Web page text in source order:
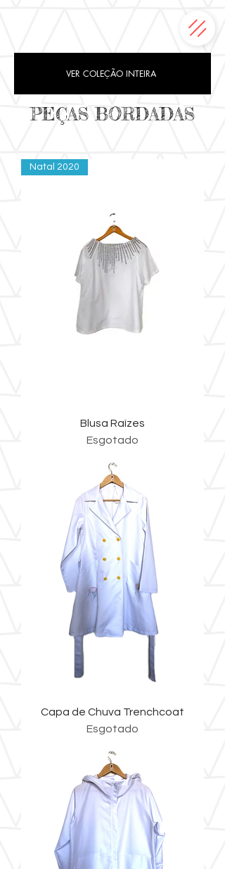
VER COLEÇÃO INTEIRA
PEÇAS BORDADAS
Natal 2020
Blusa Raízes
Esgotado
Capa de Chuva Trenchcoat
Esgotado